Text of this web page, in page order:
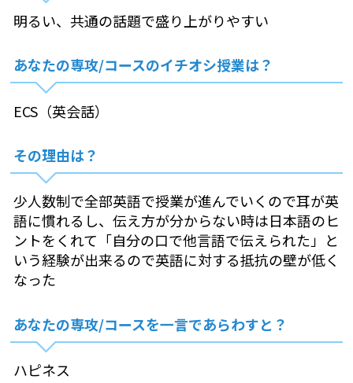
明るい、共通の話題で盛り上がりやすい
あなたの専攻/コースのイチオシ授業は？
ECS（英会話）
その理由は？
少人数制で全部英語で授業が進んでいくので耳が英
語に慣れるし、伝え方が分からない時は日本語のヒ
ントをくれて「自分の口で他言語で伝えられた」と
いう経験が出来るので英語に対する抵抗の壁が低く
なった
あなたの専攻/コースを一言であらわすと？
ハピネス